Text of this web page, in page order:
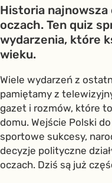
Historia najnowsza
oczach. Ten quiz
wydarzenia, które
wieku.
Wiele wydarzeń z
pamiętamy z
gazet i rozmów, które
domu. Wejście Polski
sportowe sukcesy,
decyzje polityczne
oczach. Dziś są już